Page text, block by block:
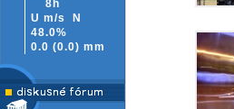
U m/s
N
48.0%
0.0 (0.0) mm